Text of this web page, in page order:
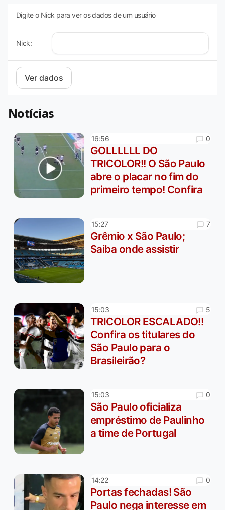
Digite o Nick para ver os dados de um usuário
Nick:
Notícias
16:56 0
GOLLLLLL DO
TRICOLOR!! O São Paulo
abre o placar no fim do
primeiro tempo! Confira
15:27 7
Grêmio x São Paulo;
Saiba onde assistir
15:03 5
TRICOLOR ESCALADO!!
Confira os titulares do
São Paulo para o
Brasileirão?
15:03 0
São Paulo oficializa
empréstimo de Paulinho
a time de Portugal
14:22 0
Portas fechadas! São
Paulo nega interesse em